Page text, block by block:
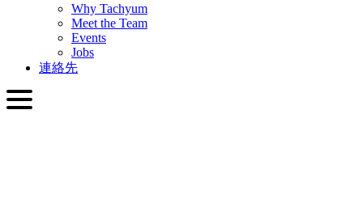
Why Tachyum
Meet the Team
Events
Jobs
連絡先